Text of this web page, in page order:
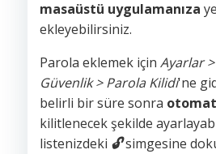
masaüstü uygulamanıza
ekleyebilirsiniz.
Parola eklemek için Ayarlar
Güvenlik > Parola Kilidi'ne
belirli bir süre sonra
kilitlenecek şekilde
listenizdeki 🔓simgesine